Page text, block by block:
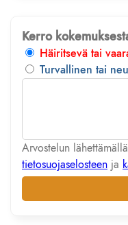
Kerro
Häiritsevä tai
Turvallinen tai
Arvostelun
tietosuojaselosteen ja